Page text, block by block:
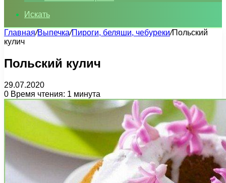
Искать
Главная/Выпечка/Пироги, беляши, чебуреки/Польский
кулич
Польский кулич
29.07.2020
0 Время чтения: 1 минута